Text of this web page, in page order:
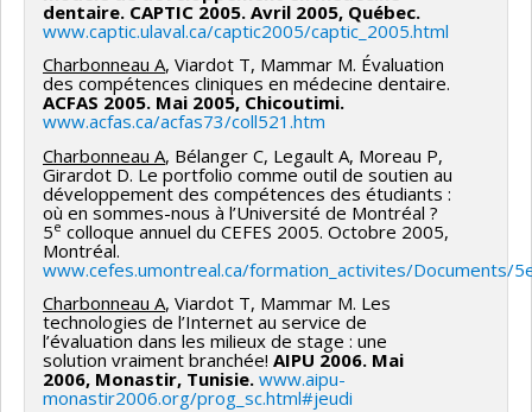
dentaire. CAPTIC 2005. Avril 2005, Québec.
www.captic.ulaval.ca/captic2005/captic_2005.html
Charbonneau A, Viardot T, Mammar M. Évaluation
des compétences cliniques en médecine dentaire.
ACFAS 2005. Mai 2005, Chicoutimi.
www.acfas.ca/acfas73/coll521.htm
Charbonneau A, Bélanger C, Legault A, Moreau P,
Girardot D. Le portfolio comme outil de soutien au
développement des compétences des étudiants :
où en sommes-nous à l’Université de Montréal ?
5e colloque annuel du CEFES 2005. Octobre 2005,
Montréal.
www.cefes.umontreal.ca/formation_activites/Documents/
Charbonneau A, Viardot T, Mammar M. Les
technologies de l’Internet au service de
l’évaluation dans les milieux de stage : une
solution vraiment branchée! AIPU 2006. Mai
2006, Monastir, Tunisie. www.aipu-
monastir2006.org/prog_sc.html#jeudi